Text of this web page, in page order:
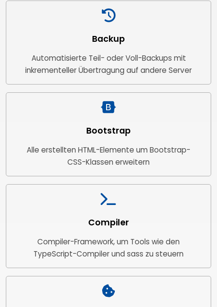
Backup
Automatisierte Teil- oder Voll-Backups mit
inkrementeller Übertragung auf andere Server
Bootstrap
Alle erstellten HTML-Elemente um Bootstrap-
CSS-Klassen erweitern
Compiler
Compiler-Framework, um Tools wie den
TypeScript-Compiler und sass zu steuern